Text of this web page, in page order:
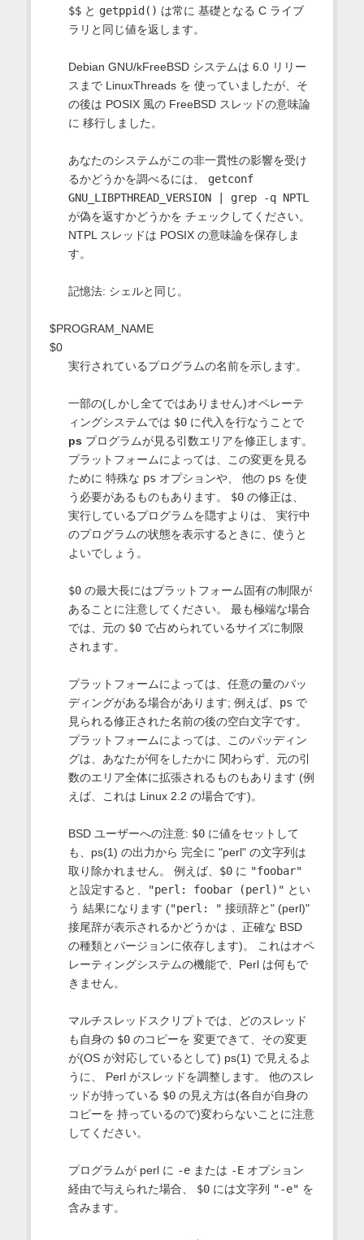
$$と getppid() は常に 基礎となる C ライブ
ラリと同じ値を返します。
Debian GNU/kFreeBSD システムは 6.0 リリー
スまで LinuxThreads を 使っていましたが、そ
の後は POSIX 風の FreeBSD スレッドの意味論
に 移行しました。
あなたのシステムがこの非一貫性の影響を受け
るかどうかを調べるには、 getconf
GNU_LIBPTHREAD_VERSION | grep -q NPTL
が偽を返すかどうかを チェックしてください。
NTPL スレッドは POSIX の意味論を保存しま
す。
記憶法: シェルと同じ。
$PROGRAM_NAME
$0
実行されているプログラムの名前を示します。
一部の(しかし全てではありません)オペレーテ
ィングシステムでは $0に代入を行なうことで
ps プログラムが見る引数エリアを修正します。
プラットフォームによっては、この変更を見る
ために 特殊な ps オプションや、 他の ps を使
う必要があるものもあります。 $0の修正は、
実行しているプログラムを隠すよりは、 実行中
のプログラムの状態を表示するときに、使うと
よいでしょう。
$0の最大長にはプラットフォーム固有の制限が
あることに注意してください。 最も極端な場合
では、元の $0で占められているサイズに制限
されます。
プラットフォームによっては、任意の量のパッ
ディングがある場合があります; 例えば、 ps で
見られる修正された名前の後の空白文字です。
プラットフォームによっては、このパッディン
グは、あなたが何をしたかに 関わらず、元の引
数のエリア全体に拡張されるものもあります (例
えば、これは Linux 2.2 の場合です)。
BSD ユーザーへの注意: $0に値をセットして
も、ps(1) の出力から 完全に "perl" の文字列は
取り除かれません。 例えば、 $0に "foobar"
と設定すると、
"perl: foobar (perl)" とい
う 結果になります ("perl: " 接頭辞と" (perl)"
接尾辞が表示されるかどうかは 、正確な BSD
の種類とバージョンに依存します)。 これはオペ
レーティングシステムの機能で、Perl は何もで
きません。
マルチスレッドスクリプトでは、どのスレッド
も自身の $0のコピーを 変更できて、その変更
が(OS が対応しているとして) ps(1) で見えるよ
うに、 Perl がスレッドを調整します。 他のスレ
ッドが持っている $0の見え方は(各自が自身の
コピーを 持っているので)変わらないことに注意
してください。
プログラムが perl に -eまたは -Eオプション
経由で与えられた場合、 $0には文字列 "-e" を
含みます。